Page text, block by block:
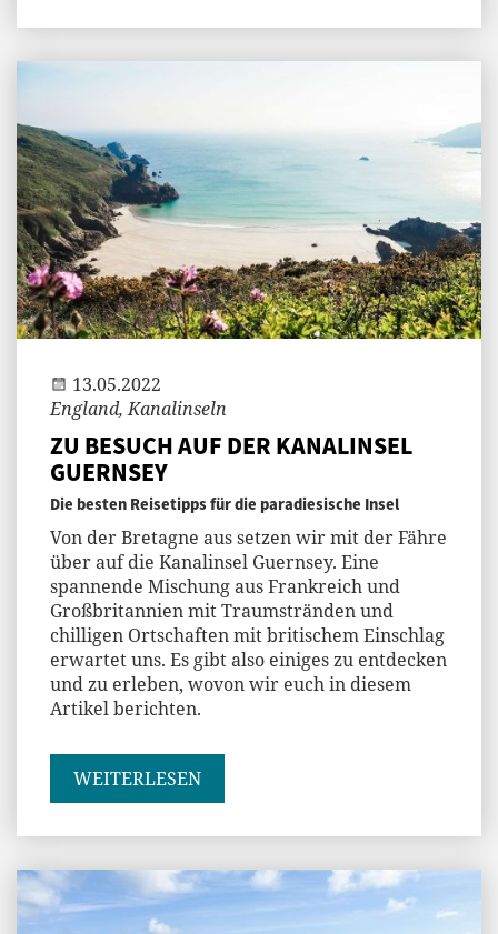
Jenny
13.05.2022
England, Kanalinseln
ZU BESUCH AUF DER KANALINSEL
GUERNSEY
Die besten Reisetipps für die paradiesische Insel
Von der Bretagne aus setzen wir mit der Fähre
über auf die Kanalinsel Guernsey. Eine
spannende Mischung aus Frankreich und
Großbritannien mit Traumstränden und
chilligen Ortschaften mit britischem Einschlag
erwartet uns. Es gibt also einiges zu entdecken
und zu erleben, wovon wir euch in diesem
Artikel berichten.
WEITERLESEN